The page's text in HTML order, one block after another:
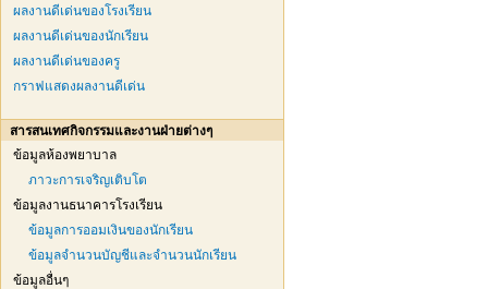
ผลงานดีเด่นของโรงเรียน
ผลงานดีเด่นของนักเรียน
ผลงานดีเด่นของครู
กราฟแสดงผลงานดีเด่น
สารสนเทศกิจกรรมและงานฝ่ายต่างๆ
ข้อมูลห้องพยาบาล
ภาวะการเจริญเติบโต
ข้อมูลงานธนาคารโรงเรียน
ข้อมูลการออมเงินของนักเรียน
ข้อมูลจำนวนบัญชีและจำนวนนักเรียน
ข้อมูลอื่นๆ